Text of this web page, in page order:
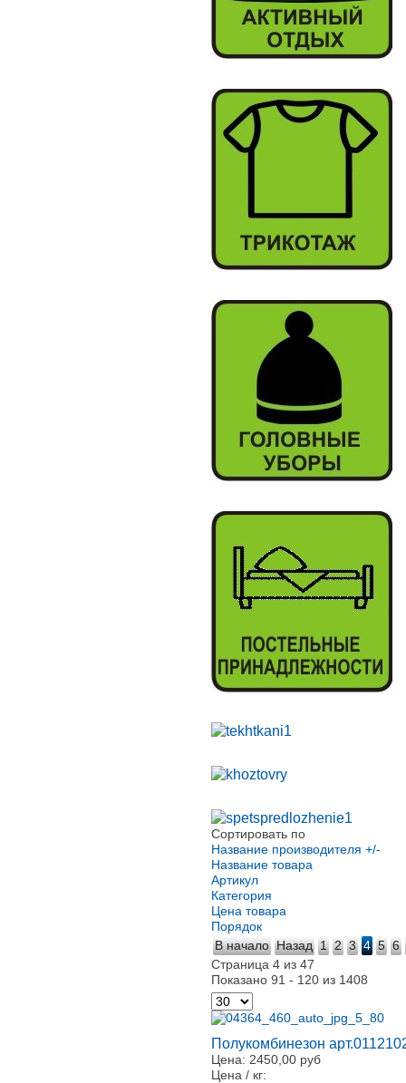
Сортировать по
Название производителя +/-
Название товара
Артикул
Категория
Цена товара
Порядок
В начало Назад 1 2 3 4 5 6
Страница 4 из 47
Показано 91 - 120 из 1408
Полукомбинезон
Цена: 2450,00 руб
Цена / кг: